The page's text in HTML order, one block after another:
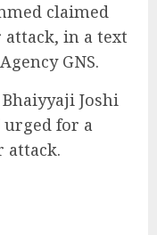
claimed
in a text
GNS.
Joshi
urged for a
attack.